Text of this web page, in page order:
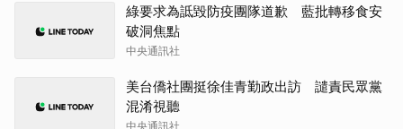
綠要求為詆毀防疫團隊道歉 藍批轉移食安
破洞焦點
中央通訊社
美台僑社團挺徐佳青勤政出訪 譴責民眾黨
混淆視聽
中央通訊社